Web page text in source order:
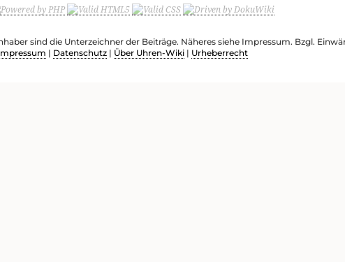
sind die Unterzeichner der Beiträge. Näheres siehe Impressum. Bzgl.
| Datenschutz | Über Uhren-Wiki | Urheberrecht